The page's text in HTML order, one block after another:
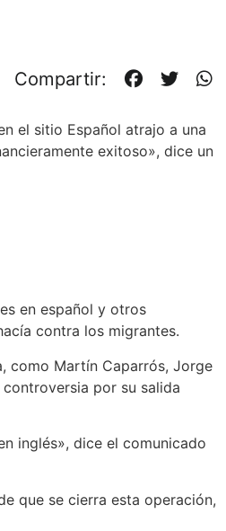
Compartir:
el sitio Español atrajo a una
exitoso», dice un
en español y otros
contra los migrantes.
como Martín Caparrós, Jorge
por su salida
inglés», dice el comunicado
que se cierra esta operación,